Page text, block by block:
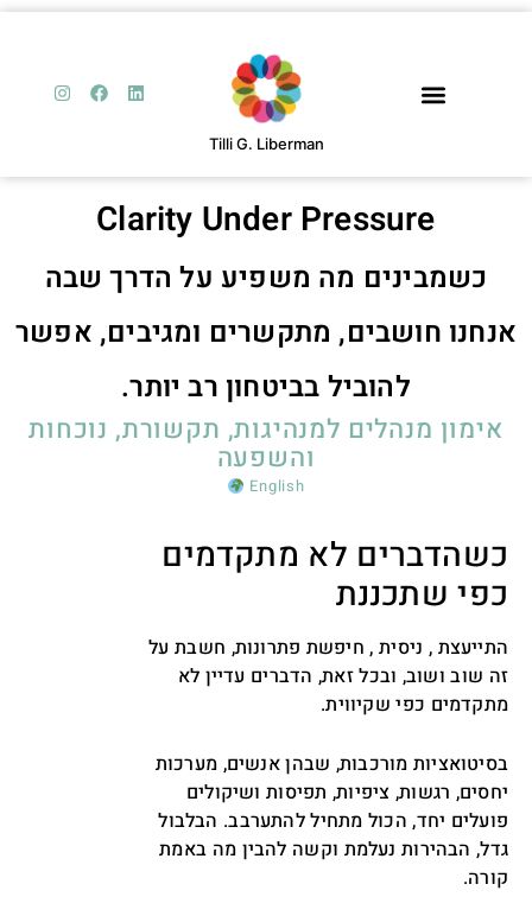
Tilli G. Liberman
Clarity Under Pressure
אימון מנהלים למנהיגות, תקשורת, נוכחות
והשפעה
כשמבינים מה משפיע על הדרך שבה
חושבים, מתקשרים ומגיבים, אפשר
להוביל בביטחון רב יותר.
English
כשהדברים לא מתקדמים
כפי שתכננת
התייעצת , ניסית , חיפשת פתרונות, חשבת על
זה שוב ושוב, ובכל זאת, הדברים עדיין לא
מתקדמים כפי שקיווית.
בסיטואציות מורכבות, שבהן אנשים, מערכות
יחסים, רגשות, ציפיות, תפיסות ושיקולים
פועלים יחד, הכול מתחיל להתערבב. הבלבול
גדל, הבהירות נעלמת וקשה להבין מה באמת
קורה.